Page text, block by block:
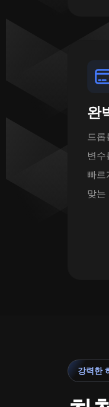
완
드
변
빠르
맞는
강력한